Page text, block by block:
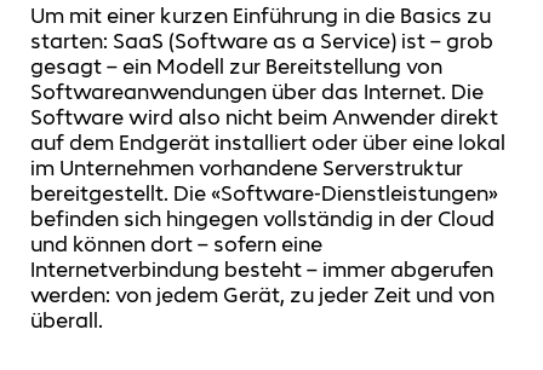
Um mit einer kurzen Einführung in die Basics zu
starten: SaaS (Software as a Service) ist – grob
gesagt – ein Modell zur Bereitstellung von
Softwareanwendungen über das Internet. Die
Software wird also nicht beim Anwender direkt
auf dem Endgerät installiert oder über eine lokal
im Unternehmen vorhandene Serverstruktur
bereitgestellt. Die «Software-Dienstleistungen»
befinden sich hingegen vollständig in der Cloud
und können dort – sofern eine
Internetverbindung besteht – immer abgerufen
werden: von jedem Gerät, zu jeder Zeit und von
überall.